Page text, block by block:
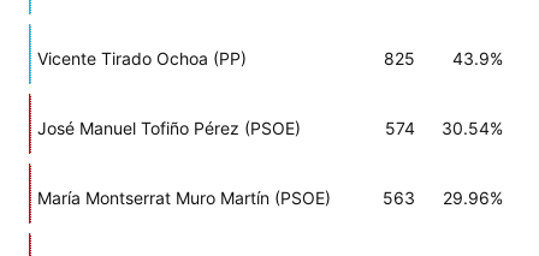
Vicente Tirado Ochoa (PP) 825 43.9%
José Manuel Tofiño Pérez (PSOE) 574 30.54%
María Montserrat Muro Martín (PSOE) 563 29.96%